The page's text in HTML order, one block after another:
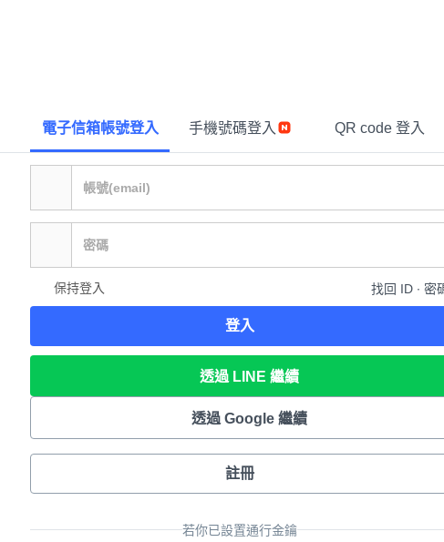
電子信箱帳號登入 手機號碼登入 QR code 登入
保持登入 找回 ID ∙ 密
登入
透過 LINE 繼續
透過 Google 繼續
註冊
若你已設置通行金鑰